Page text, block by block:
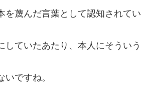
を蔑んだ言葉として認知されてい
ていたあたり、本人にそういう
ですね。